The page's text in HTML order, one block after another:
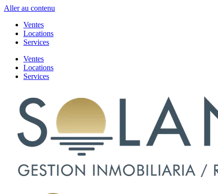
Aller au contenu
Ventes
Locations
Services
Ventes
Locations
Services